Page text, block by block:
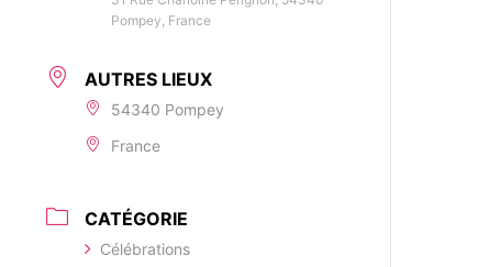
Pompey, France
AUTRES LIEUX
54340 Pompey
France
CATÉGORIE
Célébrations